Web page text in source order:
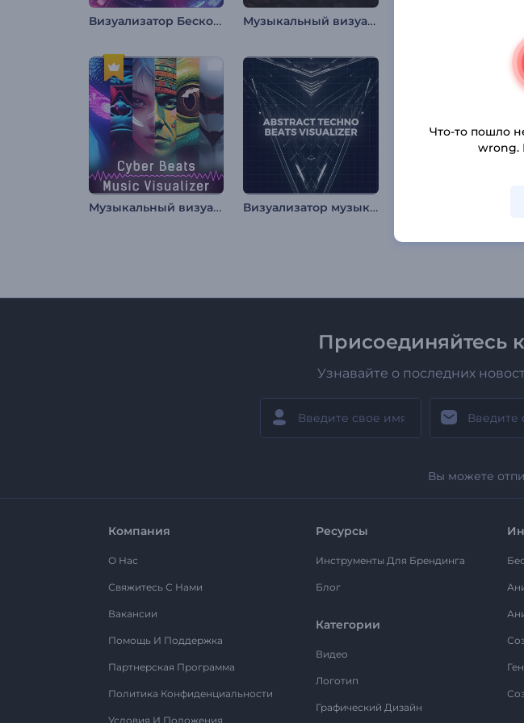
Визуализатор Бесконечной Туннельной Петли Музыкальный визуализатор "Темный лес"
Музыкальный визуализатор "Кибер Биты" Визуализатор музыки: Абстрактные биты техно
Присоединяйтесь
Узнавайте о последних
Вы можете
Компания
О Нас
Свяжитесь С Нами
Вакансии
Помощь И Поддержка
Партнерская Программа
Политика Конфиденциальности
Условия И Положения
Ресурсы
Инструменты Для Брендинга
Блог
Категории
Видео
Логотип
Графический Дизайн
Что-то пошло
wrong.